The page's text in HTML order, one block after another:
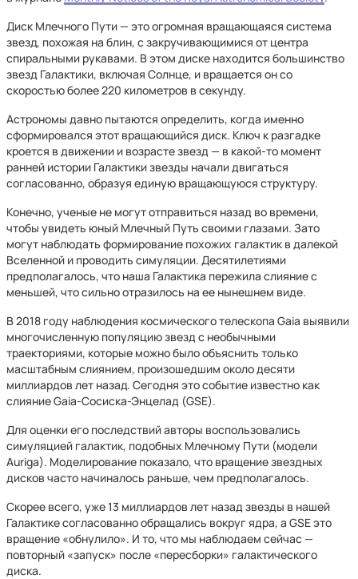
Диск Млечного Пути — это огромная вращающаяся система
звезд, похожая на блин, с закручивающимися от центра
спиральными рукавами. В этом диске находится большинство
звезд Галактики, включая Солнце, и вращается он со
скоростью более 220 километров в секунду.
Астрономы давно пытаются определить, когда именно
сформировался этот вращающийся диск. Ключ к разгадке
кроется в движении и возрасте звезд — в какой-то момент
ранней истории Галактики звезды начали двигаться
согласованно, образуя единую вращающуюся структуру.
Конечно, ученые не могут отправиться назад во времени,
чтобы увидеть юный Млечный Путь своими глазами. Зато
могут наблюдать формирование похожих галактик в далекой
Вселенной и проводить симуляции. Десятилетиями
предполагалось, что наша Галактика пережила слияние с
меньшей, что сильно отразилось на ее нынешнем виде.
В 2018 году наблюдения космического телескопа Gaia выявили
многочисленную популяцию звезд с необычными
траекториями, которые можно было объяснить только
масштабным слиянием, произошедшим около десяти
миллиардов лет назад. Сегодня это событие известно как
слияние Gaia-Сосиска-Энцелад (GSE).
Для оценки его последствий авторы воспользовались
симуляцией галактик, подобных Млечному Пути (модели
Auriga). Моделирование показало, что вращение звездных
дисков часто начиналось раньше, чем предполагалось.
Скорее всего, уже 13 миллиардов лет назад звезды в нашей
Галактике согласованно обращались вокруг ядра, а GSE это
вращение «обнулило». И то, что мы наблюдаем сейчас —
повторный «запуск» после «пересборки» галактического
диска.